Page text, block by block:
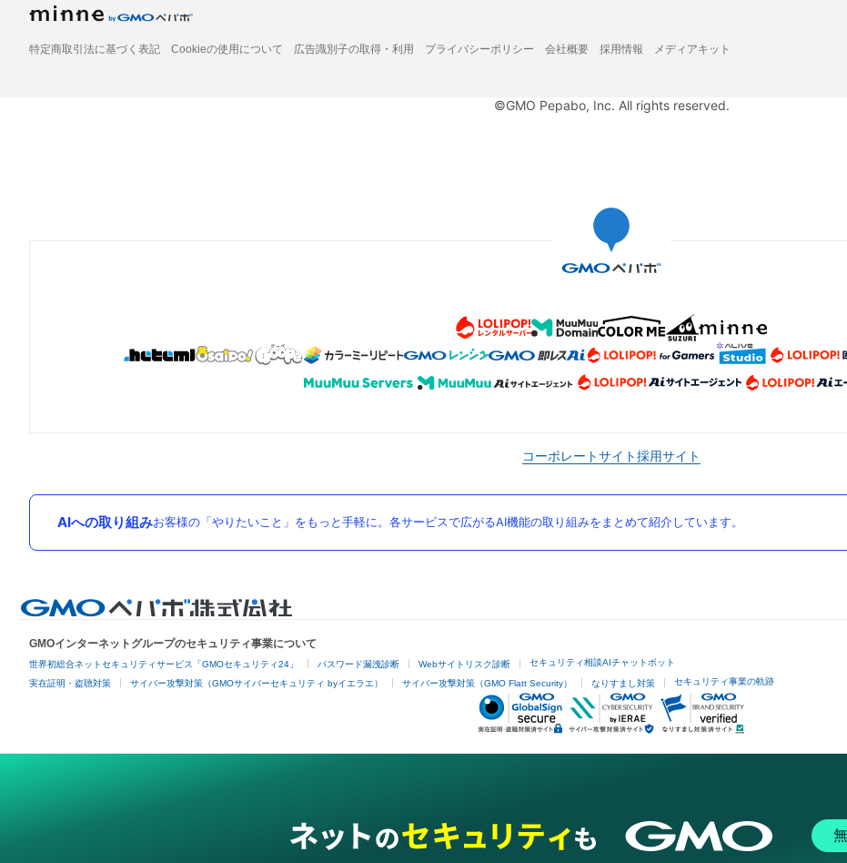
特定商取引法に基づく表記 Cookieの使用について 広告識別子の取得・利用 プライバシーポリシー 会社概要 採用情報 メディアキット
©GMO Pepabo, Inc. All rights reserved.
コーポレートサイト採用サイト
AIへの取り組みお客様の「やりたいこと」をもっと手軽に。各サービスで広がるAI機能の取り組みをまとめて紹介しています。
GMOインターネットグループのセキュリティ事業について
世界初総合ネットセキュリティサービス「GMOセキュリティ24」 パスワード漏洩診断 Webサイトリスク診断 セキュリティ相談AIチャットボット
実在証明・盗聴対策 サイバー攻撃対策（GMOサイバーセキュリティ byイエラエ） サイバー攻撃対策（GMO Flatt Security） なりすまし対策 セキュリティ事業の軌跡